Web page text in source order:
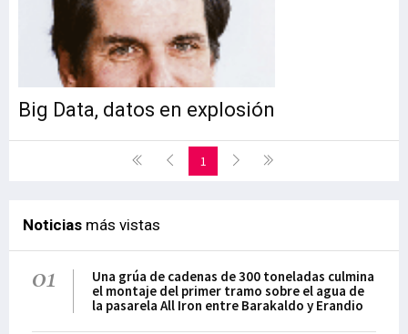
Big Data, datos en explosión
1
Noticias más vistas
01
Una grúa de cadenas de 300 toneladas culmina
el montaje del primer tramo sobre el agua de
la pasarela All Iron entre Barakaldo y Erandio